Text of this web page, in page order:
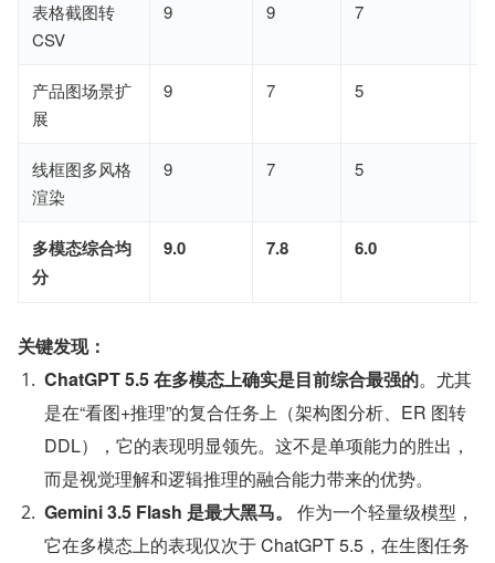
表格截图转
CSV
9 9 7
产品图场景扩
展
9 7 5
线框图多风格
渲染
9 7 5
多模态综合均
分
9.0 7.8 6.0
关键发现：
ChatGPT 5.5 在多模态上确实是目前综合最强的。尤其
是在“看图+推理”的复合任务上（架构图分析、ER 图转
DDL），它的表现明显领先。这不是单项能力的胜出，
而是视觉理解和逻辑推理的融合能力带来的优势。
Gemini 3.5 Flash 是最大黑马。
作为一个轻量级模型，
它在多模态上的表现仅次于 ChatGPT 5.5，在生图任务